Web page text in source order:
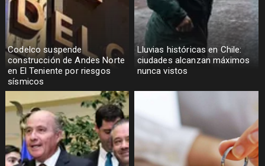
Codelco suspende
construcción de Andes Norte
en El Teniente por riesgos
sísmicos
Lluvias históricas en Chile:
ciudades alcanzan máximos
nunca vistos